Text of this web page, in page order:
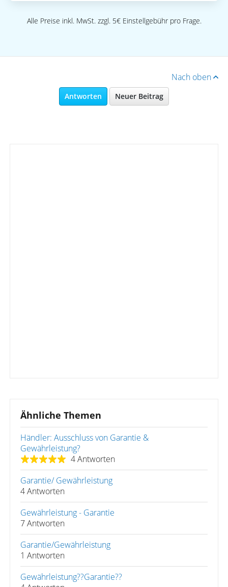
Alle Preise inkl. MwSt. zzgl. 5€ Einstellgebühr pro Frage.
Nach oben
Antworten Neuer Beitrag
Ähnliche Themen
Händler: Ausschluss von Garantie &
Gewährleistung?
4 Antworten
Garantie/ Gewährleistung
4 Antworten
Gewährleistung - Garantie
7 Antworten
Garantie/Gewährleistung
1 Antworten
Gewährleistung??Garantie??